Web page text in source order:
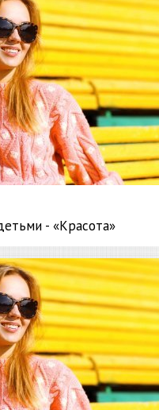
- «Красота»